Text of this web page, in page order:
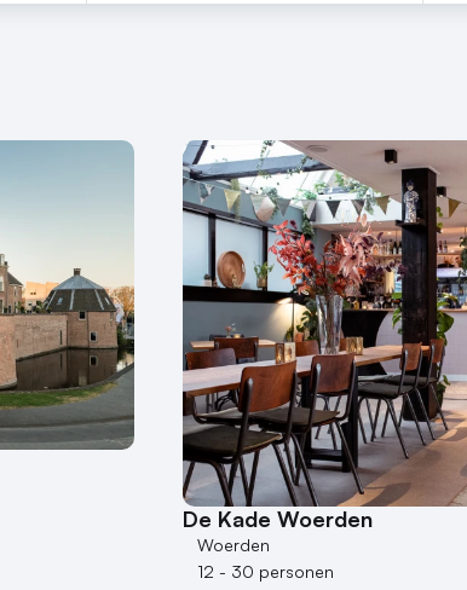
De Kade Woerden
Woerden
12 - 30 personen